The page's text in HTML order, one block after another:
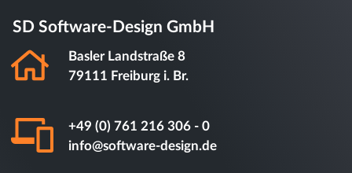
SD Software-Design GmbH
Basler Landstraße 8
79111 Freiburg i. Br.
+49 (0) 761 216 306 - 0
info@software-design.de